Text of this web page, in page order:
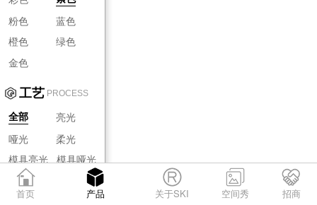
粉色
蓝色
橙色
绿色
金色
工艺 PROCESS
全部
亮光
哑光
柔光
模具亮光 模具哑光
模具柔光
首页 产品 关于SKI 空间秀 招商